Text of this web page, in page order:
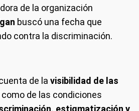
de la organización
buscó una fecha que
contra la discriminación.
de la visibilidad de las
como de las condiciones